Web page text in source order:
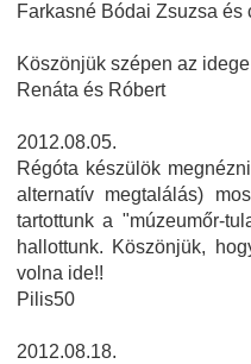
Farkasné Bódai Zsuzsa és
Köszönjük szépen az
Renáta és Róbert
2012.08.05.
Régóta készülök
alternatív megtalálás)
tartottunk a "múzeumőr-
hallottunk. Köszönjük,
volna ide!!
Pilis50
2012.08.18.